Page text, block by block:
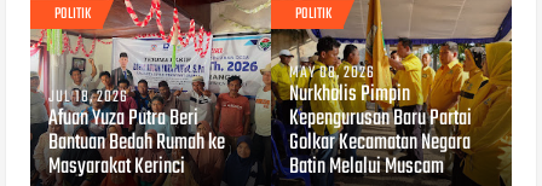
POLITIK
JUL 18, 2026
Afuan Yuza Putra Beri
Bantuan Bedah Rumah ke
Masyarakat Kerinci
POLITIK
MAY 08, 2026
Nurkholis Pimpin
Kepengurusan Baru Partai
Golkar Kecamatan Negara
Batin Melalui Muscam